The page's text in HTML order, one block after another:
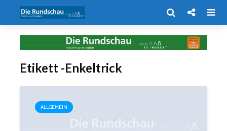
Etikett -Enkeltrick
ALLGEMEIN